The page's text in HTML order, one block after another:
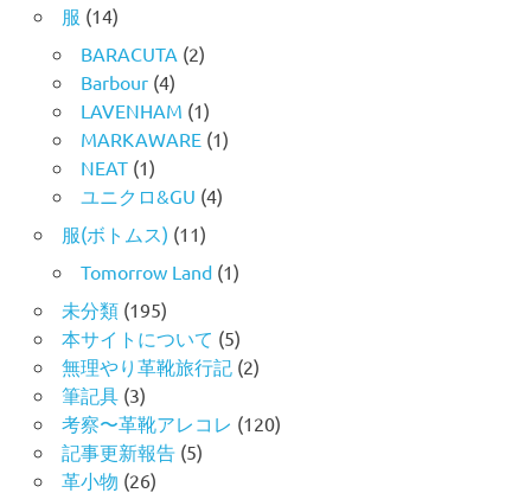
服 (14)
BARACUTA (2)
Barbour(4)
LAVENHAM (1)
MARKAWARE(1)
NEAT(1)
ユニクロ&GU (4)
服(ボトムス) (11)
Tomorrow Land(1)
未分類(195)
本サイトについて (5)
無理やり革靴旅行記 (2)
筆記具(3)
考察〜革靴アレコレ (120)
記事更新報告(5)
革小物 (26)